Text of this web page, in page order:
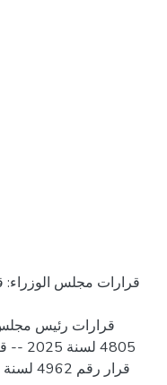
قرار رقم 4962 لسنة 2025 -- قرار رقم 4806 لسنة 2025